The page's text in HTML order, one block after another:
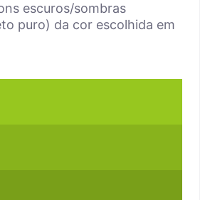
escuros/sombras
puro) da cor escolhida em